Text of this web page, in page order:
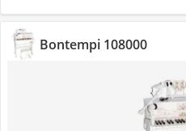
Bontempi 108000